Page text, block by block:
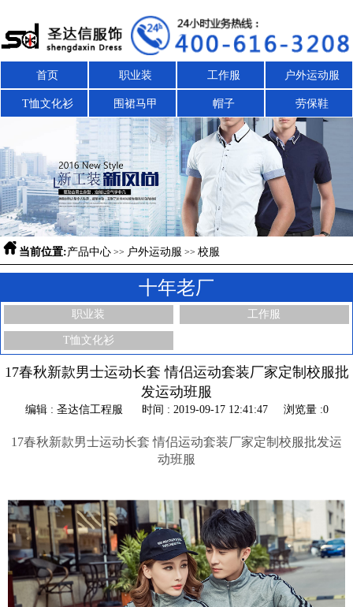
首页 职业装 工作服 户外运动服
T恤文化衫 围裙马甲 帽子 劳保鞋
 当前位置:产品中心 >> 户外运动服 >> 校服
十年老厂
职业装 工作服
T恤文化衫
17春秋新款男士运动长套 情侣运动套装厂家定制校服批
发运动班服
编辑 : 圣达信工程服 时间 : 2019-09-17 12:41:47 浏览量 :0
17春秋新款男士运动长套 情侣运动套装厂家定制校服批发运
动班服